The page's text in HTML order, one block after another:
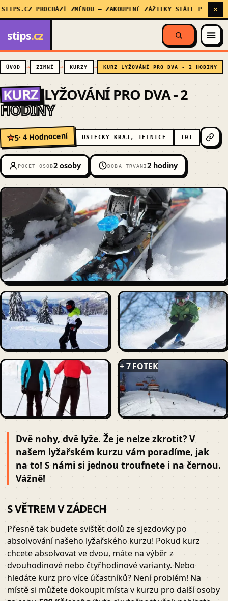
PROCHÁZÍ ZMĚNOU — ZAKOUPENÉ ZÁŽITKY STÁLE PLATÍ, ×
stips.cz
ÚVOD ZIMNÍ KURZY KURZ LYŽOVÁNÍ PRO DVA - 2 HODINY
KURZLYŽOVÁNÍ PRO DVA - 2
HODINY
★5· 4 Hodnocení ÚSTECKÝ KRAJ, TELNICE 101
POČET OSOB2 osoby DOBA TRVÁNÍ2 hodiny
+ 7 FOTEK
Dvě nohy, dvě lyže. Že je nelze zkrotit? V
našem lyžařském kurzu vám poradíme, jak
na to! S námi si jednou troufnete i na černou.
Vážně!
S VĚTREM V ZÁDECH
Přesně tak budete svištět dolů ze sjezdovky po
absolvování našeho lyžařského kurzu! Pokud kurz
chcete absolvovat ve dvou, máte na výběr z
dvouhodinové nebo čtyřhodinové varianty. Nebo
hledáte kurz pro více účastníků? Není problém! Na
místě si můžete dokoupit místa v kurzu pro další osoby